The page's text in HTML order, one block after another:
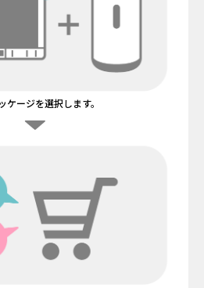
ケージを選択します。